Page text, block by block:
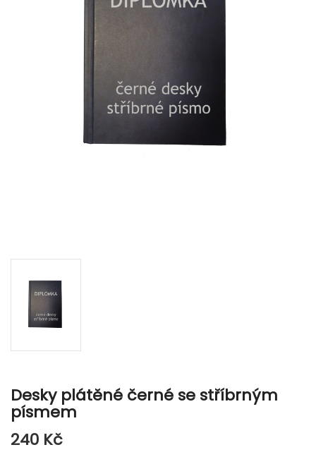
Desky plátěné černé se stříbrným
písmem
240 Kč